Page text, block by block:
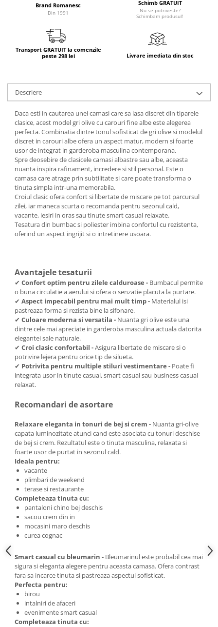
Brand Romanesc
Din 1991
Schimb GRATUIT
Nu se potriveste?
Schimbam produsul!
Transport GRATUIT la comenzile
peste 298 lei
Livrare imediata din stoc
Descriere
Daca esti in cautarea unei camasi care sa iasa discret din tiparele
clasice, acest model gri olive cu carouri fine albe este alegerea
perfecta. Combinatia dintre tonul sofisticat de gri olive si modelul
discret in carouri albe ofera un aspect matur, modern si foarte
usor de integrat in garderoba masculina contemporana.
Spre deosebire de clasicele camasi albastre sau albe, aceasta
nuanta inspira rafinament, incredere si stil personal. Este o
camasa care atrage prin subtilitate si care poate transforma o
tinuta simpla intr-una memorabila.
Croiul clasic ofera confort si libertate de miscare pe tot parcursul
zilei, iar maneca scurta o recomanda pentru sezonul cald,
vacante, iesiri in oras sau tinute smart casual relaxate.
Tesatura din bumbac si poliester imbina confortul cu rezistenta,
oferind un aspect ingrijit si o intretinere usoara.
Avantajele tesaturii
✔ Confort optim pentru zilele calduroase - Bumbacul permite
o buna circulatie a aerului si ofera o senzatie placuta la purtare.
✔ Aspect impecabil pentru mai mult timp - Materialul isi
pastreaza forma si rezista bine la sifonare.
✔ Culoare moderna si versatila - Nuanta gri olive este una
dintre cele mai apreciate in garderoba masculina actuala datorita
elegantei sale naturale.
✔ Croi clasic confortabil -Asigura libertate de miscare si o
potrivire lejera pentru orice tip de silueta.
✔ Potrivita pentru multiple stiluri vestimentare - Poate fi
integrata usor in tinute casual, smart casual sau business casual
relaxat.
Recomandari de asortare
Relaxare eleganta in tonuri de bej si crem - Nuanta gri-olive
capata luminozitate atunci cand este asociata cu tonuri deschise
de bej si crem. Rezultatul este o tinuta masculina, relaxata si
foarte usor de purtat in sezonul cald.
Ideala pentru:
vacante
plimbari de weekend
terase si restaurante
Completeaza tinuta cu:
pantaloni chino bej deschis
sacou crem din in
mocasini maro deschis
curea cognac
Smart casual cu bleumarin - Bleumarinul este probabil cea mai
sigura si eleganta alegere pentru aceasta camasa. Ofera contrast
fara sa incarce tinuta si pastreaza aspectul sofisticat.
Perfecta pentru:
birou
intalniri de afaceri
evenimente smart casual
Completeaza tinuta cu: